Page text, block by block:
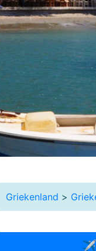
Griekenland >
✈